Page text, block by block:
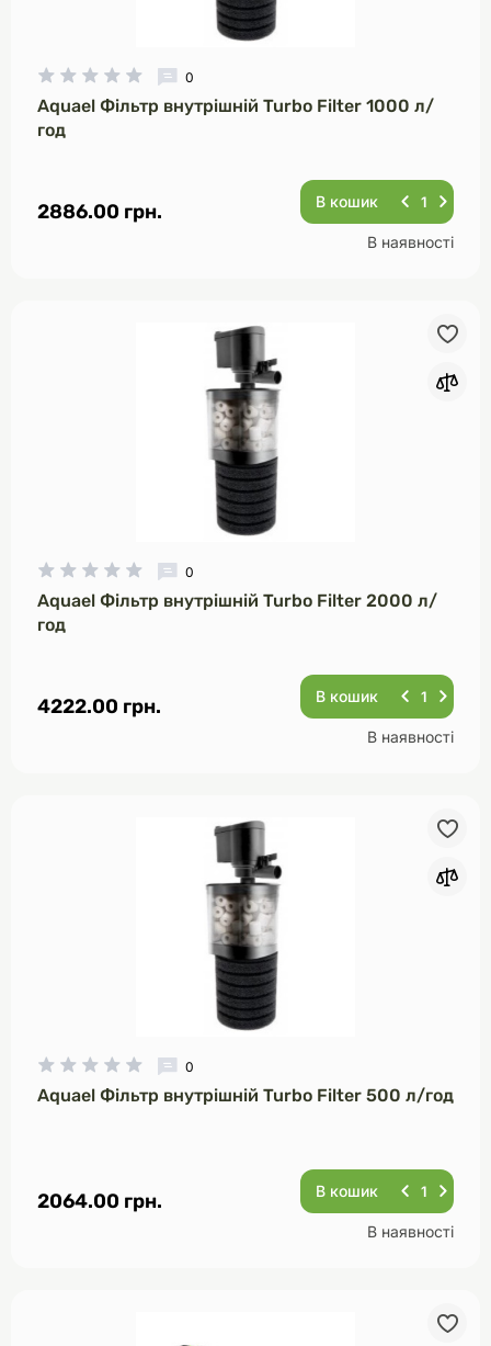
0
Aquael Фільтр внутрішній Turbo Filter 1000 л/
год
2886.00 грн. В кошик
В наявності
0
Aquael Фільтр внутрішній Turbo Filter 2000 л/
год
4222.00 грн. В кошик
В наявності
0
Aquael Фільтр внутрішній Turbo Filter 500 л/год
2064.00 грн. В кошик
В наявності